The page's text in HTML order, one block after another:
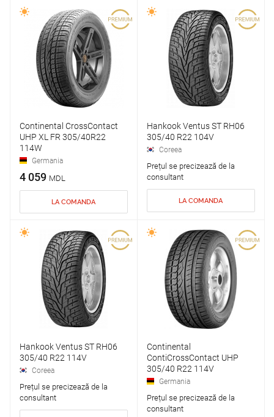
Continental CrossContact
UHP XL FR 305/40R22
114W
Germania
4 059 MDL
LA COMANDA
Hankook Ventus ST RH06
305/40 R22 104V
Coreea
Prețul se precizează de la
consultant
LA COMANDA
Hankook Ventus ST RH06
305/40 R22 114V
Coreea
Prețul se precizează de la
consultant
Continental
ContiCrossContact UHP
305/40 R22 114V
Germania
Prețul se precizează de la
consultant